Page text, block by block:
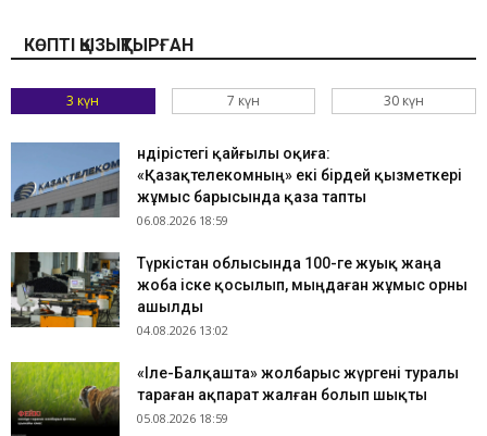
КӨПТІ ҚЫЗЫҚТЫРҒАН
3 күн 7 күн 30 күн
Өндірістегі қайғылы оқиға:
«Қазақтелекомның» екі бірдей қызметкері
жұмыс барысында қаза тапты
06.08.2026 18:59
Түркістан облысында 100-ге жуық жаңа
жоба іске қосылып, мыңдаған жұмыс орны
ашылды
04.08.2026 13:02
«Іле-Балқашта» жолбарыс жүргені туралы
тараған ақпарат жалған болып шықты
05.08.2026 18:59